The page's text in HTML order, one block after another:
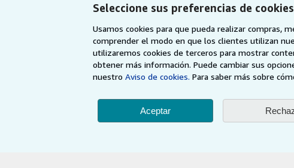
Seleccione sus preferencias de cookies
Usamos cookies para que pueda realizar compras,
comprender el modo en que los clientes utilizan
utilizaremos cookies de terceros para mostrar
obtener más información. Puede cambiar sus
nuestroAviso de cookies. Para saber más sobre
Aceptar
AbeBooks.com AbeBooks.co.uk